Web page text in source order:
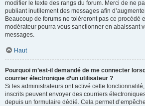
modifier le texte des rangs du forum. Merci de ne
publiant inutilement des messages afin
Beaucoup de forums ne toléreront pas ce procédé
modérateur pourra vous sanctionner en abaissant
messages.
Haut
Pourquoi m’est-il demandé de me connecter
courrier électronique d’un utilisateur ?
Si les administrateurs ont activé cette
inscrits peuvent envoyer des courriers
depuis un formulaire dédié. Cela permet